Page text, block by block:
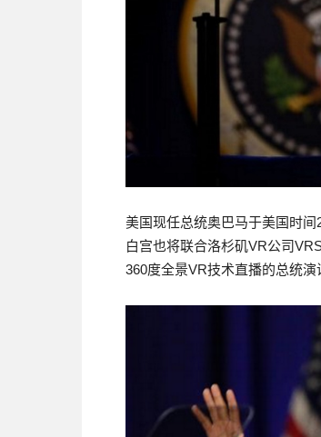
美国现任总统奥巴马于美国时
白宫也将联合洛杉矶VR公司
360度全景VR技术直播的总统演